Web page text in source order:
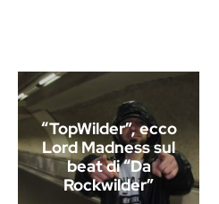
“TopWilder”, ecco
Lord Madness sul
beat di “Da
Rockwilder”